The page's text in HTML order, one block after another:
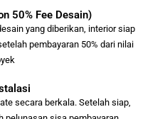
50% Fee Desain)
yang diberikan, interior siap
pembayaran 50% dari nilai
secara berkala. Setelah siap,